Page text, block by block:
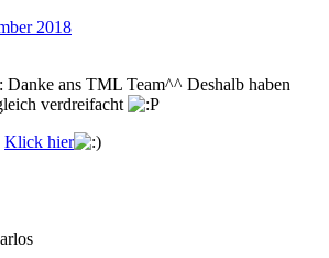
2018
Danke ans TML Team^^ Deshalb haben
verdreifacht
Klick hier